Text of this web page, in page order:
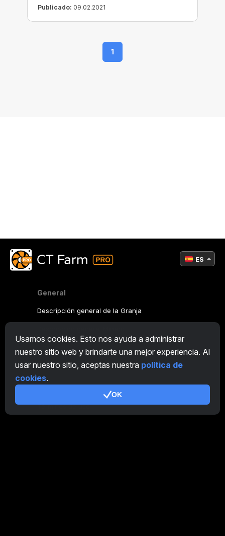
tus datos y ubicación, sino que también
tendrás acceso a cualquier sitio web del
alta velocidad y mucho más.
Publicado: 09.02.2021
1
Usamos cookies. Esto nos ayuda a administrar
nuestro sitio web y brindarte una mejor experiencia. Al
usar nuestro sitio, aceptas nuestra política de
cookies.
OK
General
Descripción general de la Granja
CryptoTab
Programa de Afiliación
Términos de uso
ES